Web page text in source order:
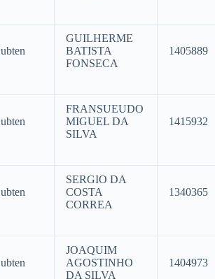
GUILHERME
BATISTA
FONSECA
1405889
FRANSUEUDO
MIGUEL DA
SILVA
1415932
SERGIO DA
COSTA
CORREA
1340365
JOAQUIM
AGOSTINHO
DA SILVA
1404973